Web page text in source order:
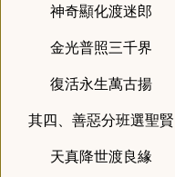
神奇顯化渡迷郎
金光普照三千界
復活永生萬古揚
其四、善惡分班選聖賢
天真降世渡良緣